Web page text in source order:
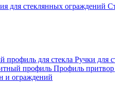
для стеклянных ограждений
профиль для стекла Ручки для
профиль Профиль притвор
и ограждений